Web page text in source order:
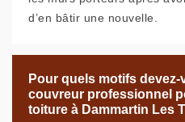
d’en bâtir une nouvelle.
Pour quels motifs
couvreur professionnel
toiture à Dammartin Les